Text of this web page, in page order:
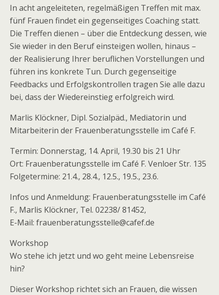
In acht angeleiteten, regelmäßigen Treffen mit max.
fünf Frauen findet ein gegenseitiges Coaching statt.
Die Treffen dienen – über die Entdeckung dessen, wie
Sie wieder in den Beruf einsteigen wollen, hinaus –
der Realisierung Ihrer beruflichen Vorstellungen und
führen ins konkrete Tun. Durch gegenseitige
Feedbacks und Erfolgskontrollen tragen Sie alle dazu
bei, dass der Wiedereinstieg erfolgreich wird.
Marlis Klöckner, Dipl. Sozialpäd., Mediatorin und
Mitarbeiterin der Frauenberatungsstelle im Café F.
Termin: Donnerstag, 14. April, 19.30 bis 21 Uhr
Ort: Frauenberatungsstelle im Café F. Venloer Str. 135
Folgetermine: 21.4., 28.4., 12.5., 19.5., 23.6.
Infos und Anmeldung: Frauenberatungsstelle im Café
F., Marlis Klöckner, Tel. 02238/ 81452,
E-Mail: frauenberatungsstelle@cafef.de
Workshop
Wo stehe ich jetzt und wo geht meine Lebensreise
hin?
Dieser Workshop richtet sich an Frauen, die wissen